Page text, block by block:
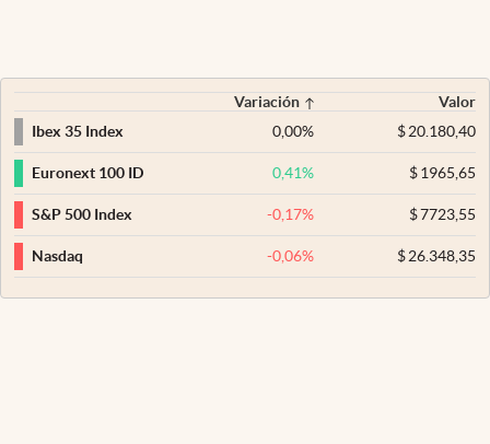
Variación
Valor
Ibex 35 Index
0,00% $20.180,40
Euronext 100 ID 0,41% $1965,65
S&P 500 Index -0,17% $7723,55
Nasdaq -0,06% $26.348,35